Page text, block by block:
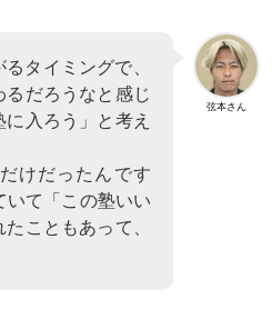
弦本さん
タイミングで、
だろうなと感じ
入ろう」と考え
けだったんです
いて「この塾いい
こともあって、